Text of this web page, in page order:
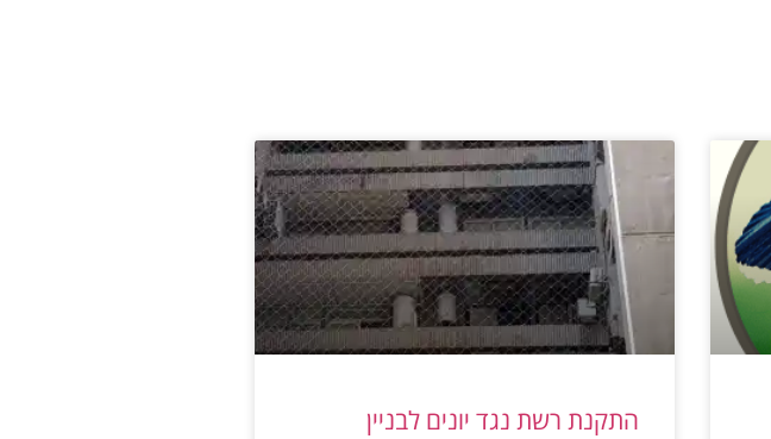
התקנת רשת נגד יונים לבניין